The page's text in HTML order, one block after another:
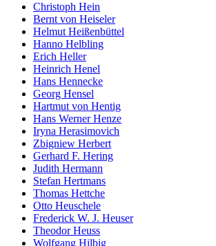
Christoph Hein
Bernt von Heiseler
Helmut Heißenbüttel
Hanno Helbling
Erich Heller
Heinrich Henel
Hans Hennecke
Georg Hensel
Hartmut von Hentig
Hans Werner Henze
Iryna Herasimovich
Zbigniew Herbert
Gerhard F. Hering
Judith Hermann
Stefan Hertmans
Thomas Hettche
Otto Heuschele
Frederick W. J. Heuser
Theodor Heuss
Wolfgang Hilbig